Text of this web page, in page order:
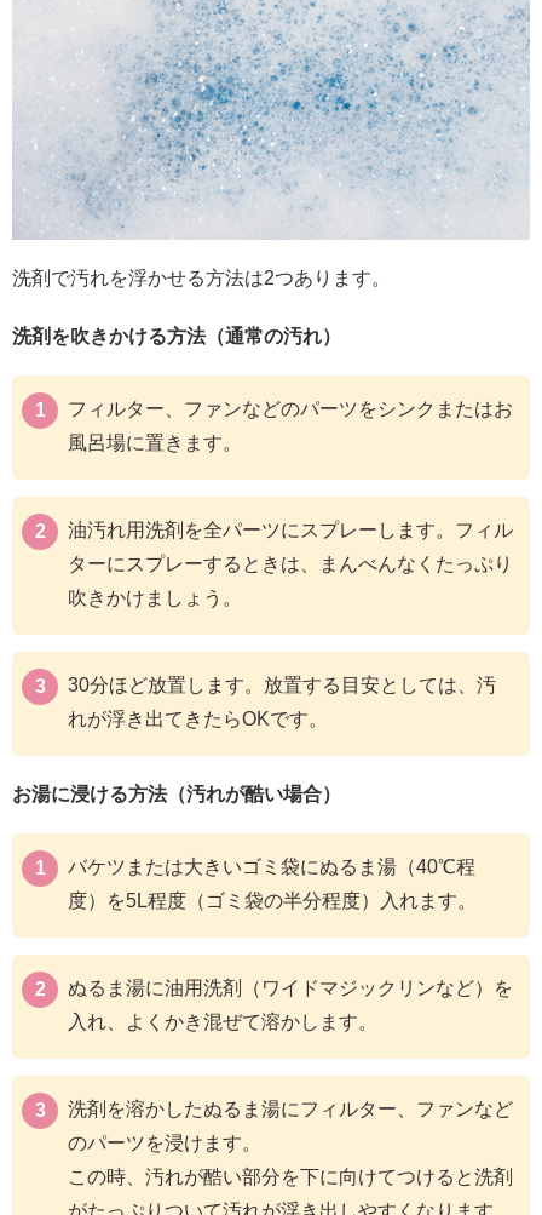
洗剤で汚れを浮かせる方法は2つあります。
洗剤を吹きかける方法（通常の汚れ）
フィルター、ファンなどのパーツをシンクまたはお
風呂場に置きます。
油汚れ用洗剤を全パーツにスプレーします。フィル
ターにスプレーするときは、まんべんなくたっぷり
吹きかけましょう。
30分ほど放置します。放置する目安としては、汚
れが浮き出てきたらOKです。
お湯に浸ける方法（汚れが酷い場合）
バケツまたは大きいゴミ袋にぬるま湯（40℃程
度）を5L程度（ゴミ袋の半分程度）入れます。
ぬるま湯に油用洗剤（ワイドマジックリンなど）を
入れ、よくかき混ぜて溶かします。
洗剤を溶かしたぬるま湯にフィルター、ファンなど
のパーツを浸けます。
この時、汚れが酷い部分を下に向けてつけると洗剤